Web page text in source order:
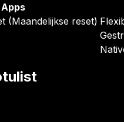
(Maandelijkse reset)